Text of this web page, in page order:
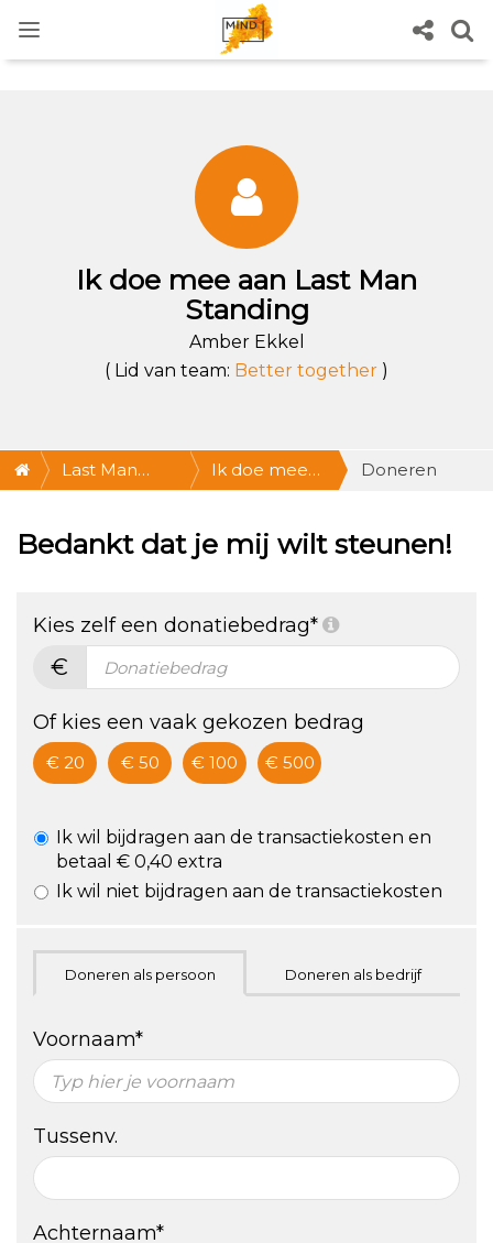
Ik doe mee aan Last Man
Standing
Amber Ekkel
( Lid van team: Better together )
Last Man
Ik doe mee
Standing
Doneren
Bedankt dat je mij wilt steunen!
Kies zelf een donatiebedrag*
€
Of kies een vaak gekozen bedrag
€ 20 € 50 € 100 € 500
Ik wil bijdragen aan de transactiekosten en
betaal € 0,40 extra
Ik wil niet bijdragen aan de transactiekosten
Doneren als persoon Doneren als bedrijf
Voornaam*
Tussenv.
Achternaam*